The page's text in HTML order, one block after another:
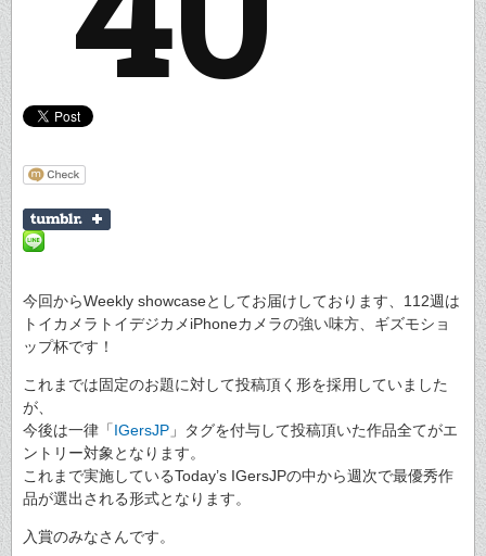
今回からWeekly showcaseとしてお届けしております、112週は
トイカメラトイデジカメiPhoneカメラの強い味方、ギズモショ
ップ杯です！
これまでは固定のお題に対して投稿頂く形を採用していました
が、
今後は一律「IGersJP 」タグを付与して投稿頂いた作品全てがエ
ントリー対象となります。
これまで実施しているToday’s IGersJPの中から週次で最優秀作
品が選出される形式となります。
入賞のみなさんです。